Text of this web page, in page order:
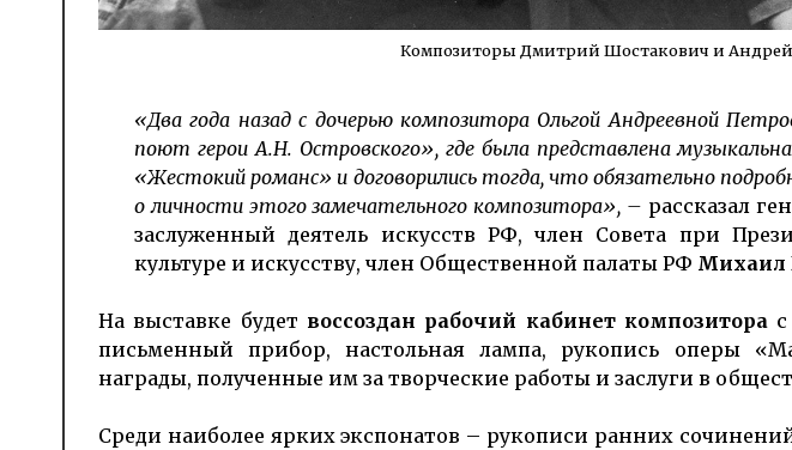
Композиторы Дмитрий Шостакович и Андрей
«Два года назад с дочерью композитора Ольгой Андреевной
поют герои А.Н. Островского», где была представлена
«Жестокий романс» и договорились тогда, что обязательно
о личности этого замечательного композитора», – рассказал
заслуженный деятель искусств РФ, член Совета при
культуре и искусству, член Общественной палаты РФ Михаил
На выставке будет воссоздан рабочий кабинет композитора
письменный прибор, настольная лампа, рукопись оперы
награды, полученные им за творческие работы и заслуги в
Среди наиболее ярких экспонатов – рукописи ранних